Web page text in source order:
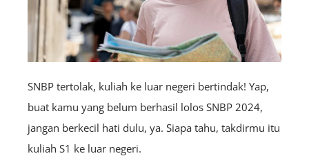
SNBP tertolak, kuliah ke luar negeri bertindak! Yap,
buat kamu yang belum berhasil lolos SNBP 2024,
jangan berkecil hati dulu, ya. Siapa tahu, takdirmu itu
kuliah S1 ke luar negeri.